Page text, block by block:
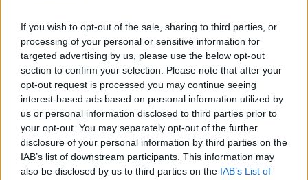
If you wish to opt-out of the sale, sharing to third parties, or
processing of your personal or sensitive information for
targeted advertising by us, please use the below opt-out
section to confirm your selection. Please note that after your
opt-out request is processed you may continue seeing
interest-based ads based on personal information utilized by
us or personal information disclosed to third parties prior to
your opt-out. You may separately opt-out of the further
disclosure of your personal information by third parties on the
IAB’s list of downstream participants. This information may
also be disclosed by us to third parties on the IAB’s List of
egy jellemző alkotást, miként látják a
művészek saját hazájukat. A prágai művész
azonban egyedül készítette el a művet és úgy
mutatta be, mint 26 - a kiállítási katalógusban
fiktív nevekkel és életrajzokkal szereplő -
európai művész kollektív alkotását.
Az installációban Németországot
autópályadarabokból kirakott horogkereszt
jeleníti meg, Franciaország térképét egy